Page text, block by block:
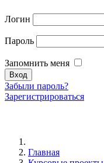
Логин
Пароль
Запомнить меня
Забыли пароль?
Зарегистрироваться
Главная